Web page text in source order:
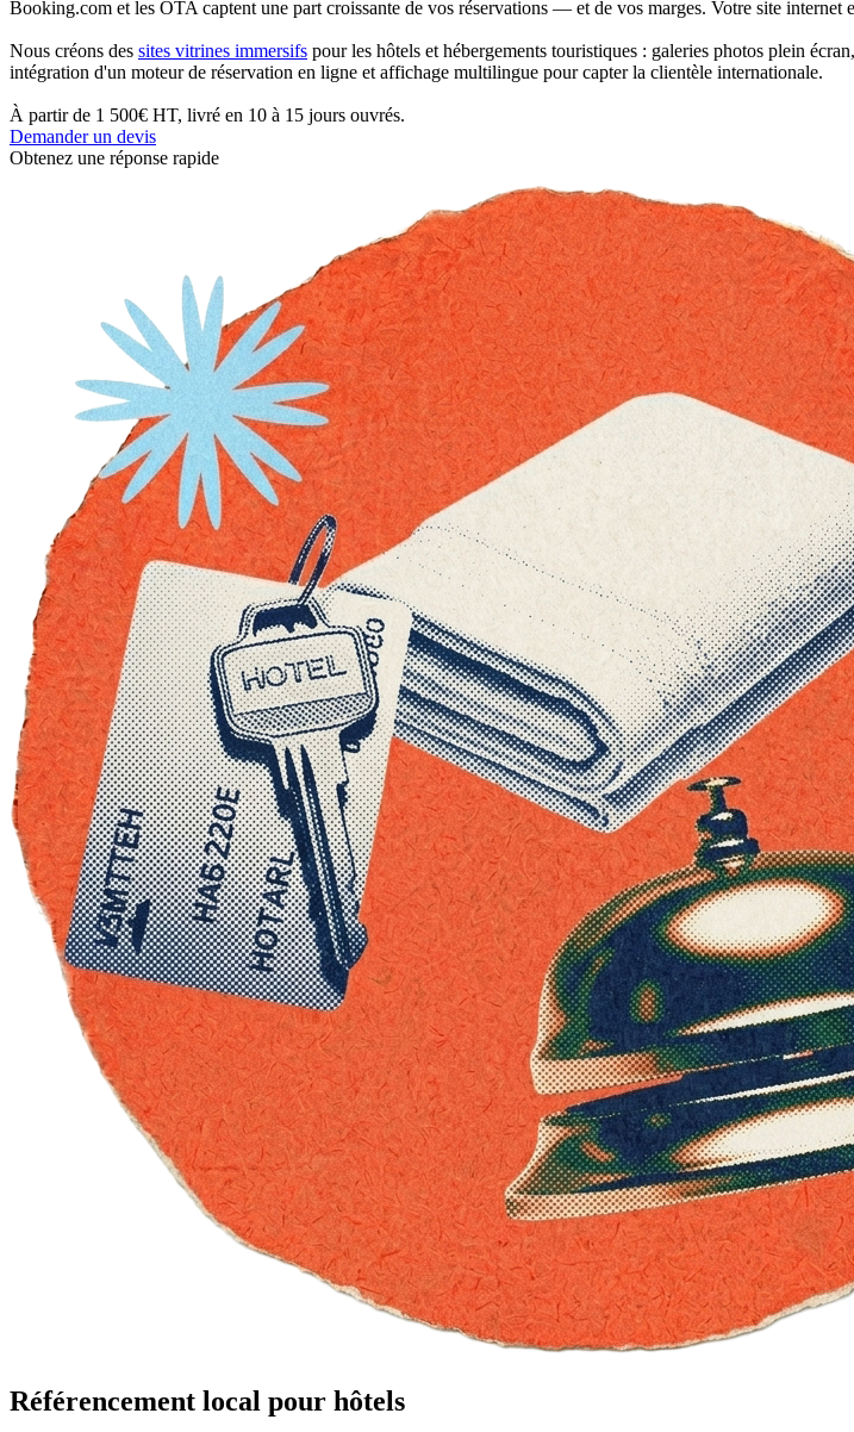
Booking.com et les OTA captent une part croissante de vos réservations — et de vos marges. Votre site internet
Nous créons des sites vitrines immersifs pour les hôtels et hébergements touristiques : galeries photos plein
intégration d'un moteur de réservation en ligne et affichage multilingue pour capter la clientèle internationale.
À partir de 1 500€ HT, livré en 10 à 15 jours ouvrés.
Demander un devis
Obtenez une réponse rapide
Référencement local pour hôtels